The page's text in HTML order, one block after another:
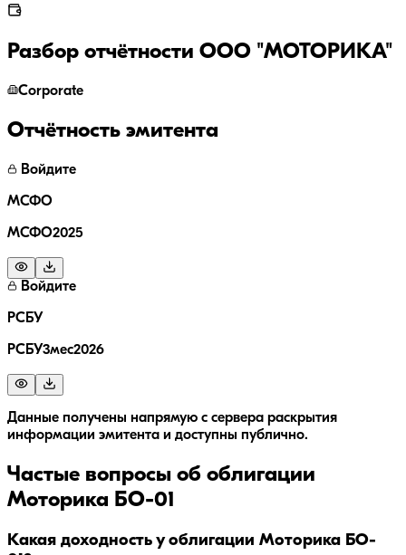
Разбор отчётности ООО "МОТОРИКА"
Corporate
Отчётность эмитента
Войдите
МСФО
МСФО2025
Войдите
РСБУ
РСБУ3мес2026
Данные получены напрямую с сервера раскрытия
информации эмитента и доступны публично.
Частые вопросы об облигации
Моторика БO-01
Какая доходность у облигации Моторика БO-